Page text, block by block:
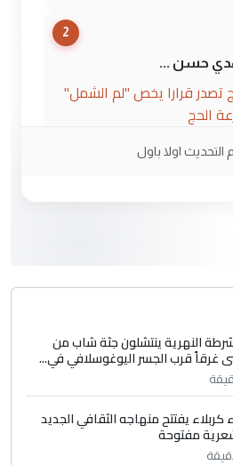
2
حسن ...
تصدر قرارا يخص "لم الشمل"
الحج
أية دولة ومفتوحة لانضمام
4
فيزياء طبية متزوج و
سكني بغداد أرغب في
...
توافق على الاستمرار في
التحديث اولا باول
النهرية ينتشلون جثة شاب من
غرقاً قرب الجسر اليوغوسلافي في...
كربلاء يفتتح منهاجه الثقافي الجديد
مفتوحة